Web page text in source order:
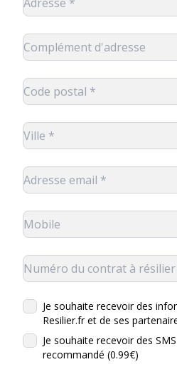
Je souhaite recevoir des
Resilier.fr et de ses
Je souhaite recevoir des
recommandé (0.99€)